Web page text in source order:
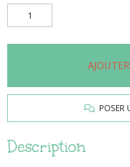
POSER
Description